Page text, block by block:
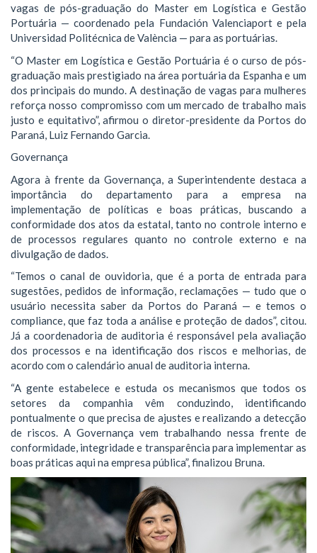
vagas de pós-graduação do Master em Logística e Gestão
Portuária — coordenado pela Fundación Valenciaport e pela
Universidad Politécnica de València — para as portuárias.
“O Master em Logística e Gestão Portuária é o curso de pós-
graduação mais prestigiado na área portuária da Espanha e um
dos principais do mundo. A destinação de vagas para mulheres
reforça nosso compromisso com um mercado de trabalho mais
justo e equitativo”, afirmou o diretor-presidente da Portos do
Paraná, Luiz Fernando Garcia.
Governança
Agora à frente da Governança, a Superintendente destaca a
importância do departamento para a empresa na
implementação de políticas e boas práticas, buscando a
conformidade dos atos da estatal, tanto no controle interno e
de processos regulares quanto no controle externo e na
divulgação de dados.
“Temos o canal de ouvidoria, que é a porta de entrada para
sugestões, pedidos de informação, reclamações — tudo que o
usuário necessita saber da Portos do Paraná — e temos o
compliance, que faz toda a análise e proteção de dados”, citou.
Já a coordenadoria de auditoria é responsável pela avaliação
dos processos e na identificação dos riscos e melhorias, de
acordo com o calendário anual de auditoria interna.
“A gente estabelece e estuda os mecanismos que todos os
setores da companhia vêm conduzindo, identificando
pontualmente o que precisa de ajustes e realizando a detecção
de riscos. A Governança vem trabalhando nessa frente de
conformidade, integridade e transparência para implementar as
boas práticas aqui na empresa pública”, finalizou Bruna.